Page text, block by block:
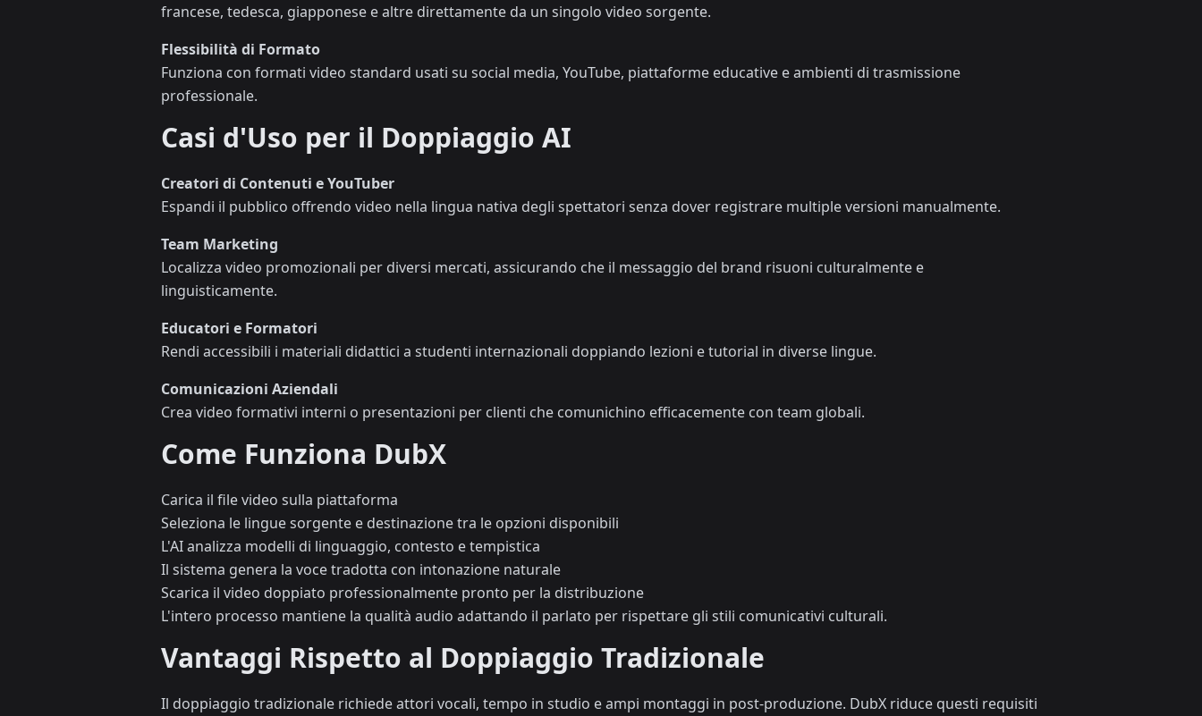
francese, tedesca, giapponese e altre direttamente da un singolo video sorgente.
Flessibilità di Formato
Funziona con formati video standard usati su social media, YouTube, piattaforme educative e ambienti di trasmissione
professionale.
Casi d'Uso per il Doppiaggio AI
Creatori di Contenuti e YouTuber
Espandi il pubblico offrendo video nella lingua nativa degli spettatori senza dover registrare multiple versioni manualmente.
Team Marketing
Localizza video promozionali per diversi mercati, assicurando che il messaggio del brand risuoni culturalmente e
linguisticamente.
Educatori e Formatori
Rendi accessibili i materiali didattici a studenti internazionali doppiando lezioni e tutorial in diverse lingue.
Comunicazioni Aziendali
Crea video formativi interni o presentazioni per clienti che comunichino efficacemente con team globali.
Come Funziona DubX
Carica il file video sulla piattaforma
Seleziona le lingue sorgente e destinazione tra le opzioni disponibili
L'AI analizza modelli di linguaggio, contesto e tempistica
Il sistema genera la voce tradotta con intonazione naturale
Scarica il video doppiato professionalmente pronto per la distribuzione
L'intero processo mantiene la qualità audio adattando il parlato per rispettare gli stili comunicativi culturali.
Vantaggi Rispetto al Doppiaggio Tradizionale
Il doppiaggio tradizionale richiede attori vocali, tempo in studio e ampi montaggi in post-produzione. DubX riduce questi requisiti